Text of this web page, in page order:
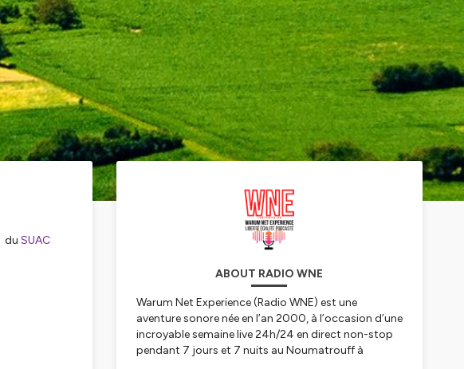
du SUAC
ABOUT RADIO WNE
Warum Net Experience (Radio WNE) est une
aventure sonore née en l’an 2000, à l’occasion d’une
incroyable semaine live 24h/24 en direct non-stop
pendant 7 jours et 7 nuits au Noumatrouff à